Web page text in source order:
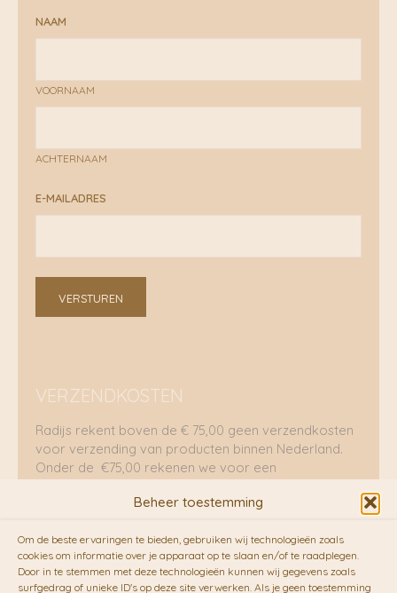
Beheer toestemming
Om de beste ervaringen te bieden, gebruiken wij technologieën zoals
cookies om informatie over je apparaat op te slaan en/of te raadplegen.
Door in te stemmen met deze technologieën kunnen wij gegevens zoals
surfgedrag of unieke ID's op deze site verwerken. Als je geen toestemming
NAAM
VOORNAAM
ACHTERNAAM
E-MAILADRES
VERSTUREN
VERZENDKOSTEN
Radijs rekent boven de € 75,00 geen verzendkosten
voor verzending van producten binnen Nederland.
Onder de €75,00 rekenen we voor een
RADIJS werkt samen met de duurzame bezorgdienst
vanFietskoeriers.nl. Pakketten (mits voorradig) voor